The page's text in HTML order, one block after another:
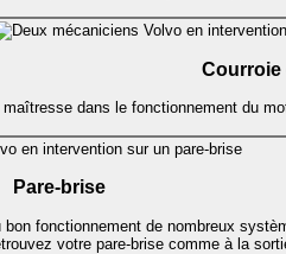
Courroie
dans le fonctionnement du
Pare-brise
fonctionnement de nombreux
votre pare-brise comme à la